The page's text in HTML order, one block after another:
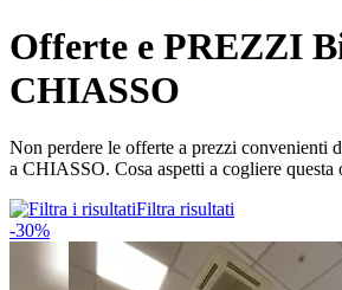
Offerte e PREZZI
CHIASSO
Non perdere le offerte a prezzi convenienti
a CHIASSO. Cosa aspetti a cogliere questa
Filtra risultati
-30%